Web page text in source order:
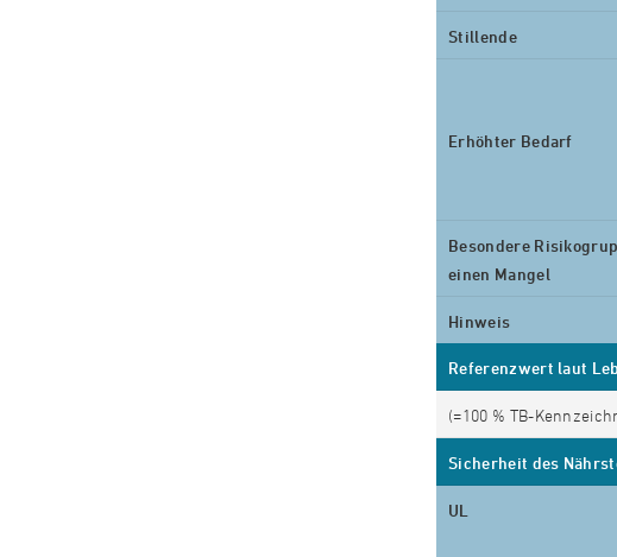
Stillende
Erhöhter Bedarf
Besondere
einen Mangel
Hinweis
Referenzwert laut
(=100 % TB-
Sicherheit des
UL